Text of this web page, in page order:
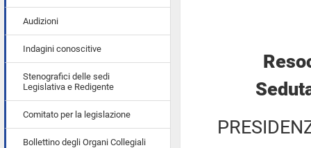
Audizioni
Indagini conoscitive
Stenografici delle sedi
Legislativa e Redigente
Comitato per la legislazione
Bollettino degli Organi Collegiali